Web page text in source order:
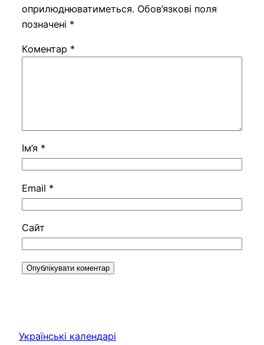
оприлюднюватиметься. Обов’язкові поля
позначені *
Коментар *
Ім’я *
Email *
Сайт
Українські календарі